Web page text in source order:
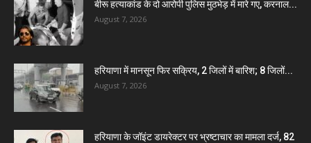
बीरू हत्याकांड के दो आरोपी पुलिस मुठभेड़ में मारे गए, करनाल...
August 7, 2026
हरियाणा में मानसून फिर सक्रिय, 2 जिलों में बारिश; 8 जिलों...
August 7, 2026
हरियाणा के जॉइंट डायरेक्टर पर भ्रष्टाचार का मामला दर्ज, 82